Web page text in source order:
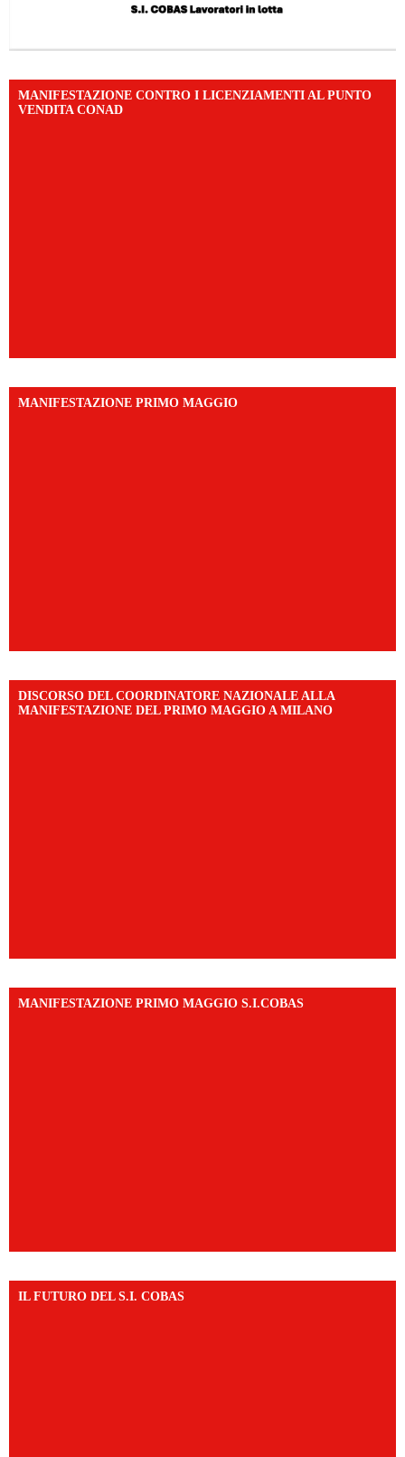
MANIFESTAZIONE CONTRO I LICENZIAMENTI AL PUNTO
VENDITA CONAD
MANIFESTAZIONE PRIMO MAGGIO
DISCORSO DEL COORDINATORE NAZIONALE ALLA
MANIFESTAZIONE DEL PRIMO MAGGIO A MILANO
MANIFESTAZIONE PRIMO MAGGIO S.I.COBAS
IL FUTURO DEL S.I. COBAS